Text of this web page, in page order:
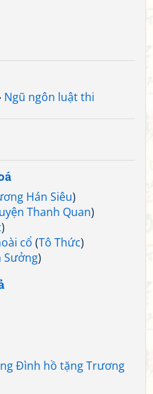
Ngũ ngôn luật thi
Hán Siêu)
Thanh Quan)
)
cổ (Tô Thức)
Sưởng)
Đình hồ tặng Trương